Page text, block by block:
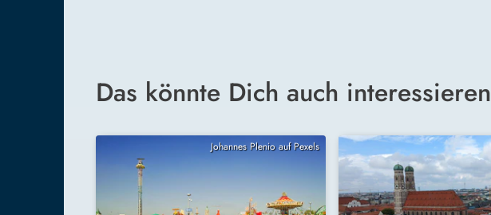
Das könnte Dich auch interessieren
Johannes Plenio auf Pexels